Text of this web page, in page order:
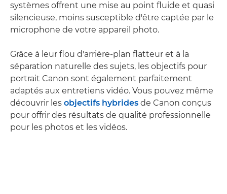
systèmes offrent une mise au point fluide et quasi
silencieuse, moins susceptible d'être captée par le
microphone de votre appareil photo.
Grâce à leur flou d'arrière-plan flatteur et à la
séparation naturelle des sujets, les objectifs pour
portrait Canon sont également parfaitement
adaptés aux entretiens vidéo. Vous pouvez même
découvrir les objectifs hybrides de Canon conçus
pour offrir des résultats de qualité professionnelle
pour les photos et les vidéos.